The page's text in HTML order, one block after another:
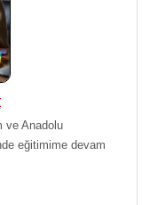
ve Anadolu
eğitimime devam